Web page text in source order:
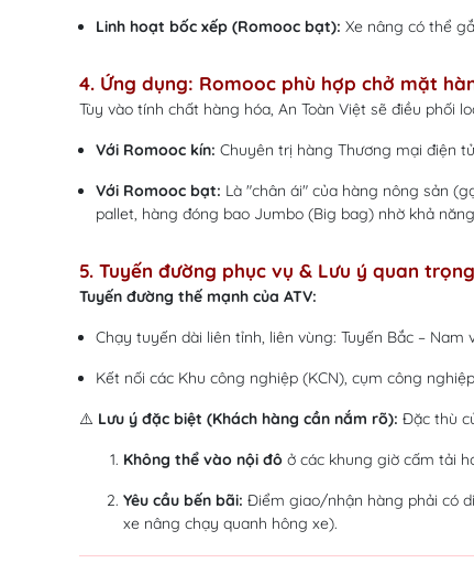
Linh hoạt bốc xếp (Romooc bạt): Xe nâng có thể
4. Ứng dụng: Romooc phù hợp chở mặt
Tùy vào tính chất hàng hóa, An Toàn Việt sẽ điều phối
Với Romooc kín: Chuyên trị hàng Thương mại điện
Với Romooc bạt: Là "chân ái" của hàng nông sản
pallet, hàng đóng bao Jumbo (Big bag) nhờ khả
5. Tuyến đường phục vụ & Lưu ý quan
Tuyến đường thế mạnh của ATV:
Chạy tuyến dài liên tỉnh, liên vùng: Tuyến Bắc –
Kết nối các Khu công nghiệp (KCN), cụm công
⚠️ Lưu ý đặc biệt (Khách hàng cần nắm rõ): Đặc thù
Không thể vào nội đô ở các khung giờ cấm tải
Yêu cầu bến bãi: Điểm giao/nhận hàng phải có
xe nâng chạy quanh hông xe).